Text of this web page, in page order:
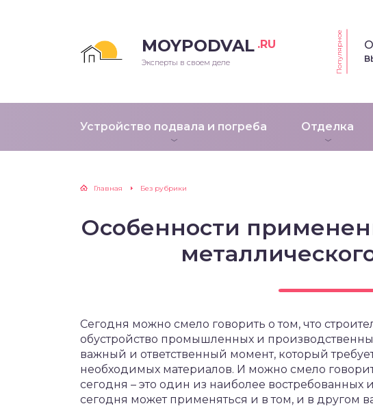
MOYPODVAL .RU
Эксперты в своем деле Популярное
Устройство подвала и погреба Отделка
Главная Без рубрики
Особенности
Сегодня можно смело говорить о том, что
обустройство промышленных и
важный и ответственный момент, который
необходимых материалов. И можно смело
сегодня – это один из наиболее востребованных
сегодня может применяться и в том, и в другом